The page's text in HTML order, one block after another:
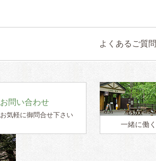
よくあるご質問
お問い合わせ
お気軽に御問合せ下さい
一緒に働く